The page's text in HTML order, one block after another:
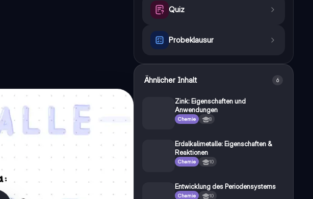
Quiz
Probeklausur
Ähnlicher Inhalt 6
Zink: Eigenschaften und
Anwendungen
Chemie 8
Erdalkalimetalle: Eigenschaften &
Reaktionen
Chemie 10
Entwicklung des Periodensystems
Chemie 10